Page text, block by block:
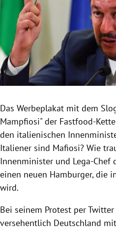
Untermenü
Untermenü
Untermenü
Untermenü
Untermenü
Das Werbeplakat mit dem
Mampfiosi" der Fastfood-
den italienischen
Italiener sind Mafiosi? Wie
Innenminister und Lega-Chef
einen neuen Hamburger, die
wird.
Bei seinem Protest perTwitter
versehentlich Deutschland mit